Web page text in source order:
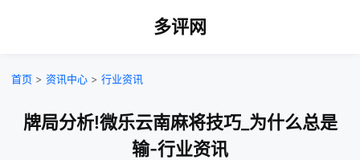
多评网
首页 > 资讯中心 > 行业资讯
牌局分析!微乐云南麻将技巧_为什么总是
输-行业资讯